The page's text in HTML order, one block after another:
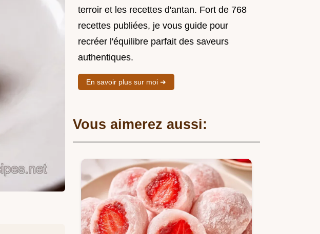
terroir et les recettes d'antan. Fort de 768
recettes publiées, je vous guide pour
recréer l'équilibre parfait des saveurs
authentiques.
En savoir plus sur moi ➜
Vous aimerez aussi: